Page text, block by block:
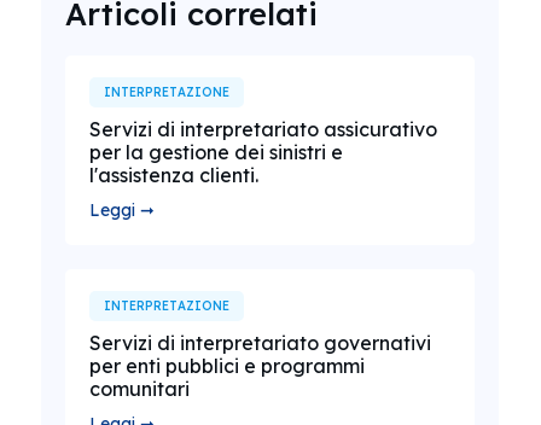
Articoli correlati
INTERPRETAZIONE
Servizi di interpretariato assicurativo
per la gestione dei sinistri e
l'assistenza clienti.
Leggi ➞
INTERPRETAZIONE
Servizi di interpretariato governativi
per enti pubblici e programmi
comunitari